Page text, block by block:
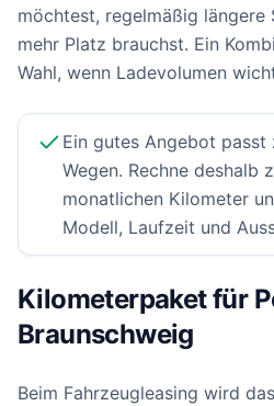
möchtest, regelmäßig
mehr Platz brauchst. Ein
Wahl, wenn Ladevolumen
Ein gutes Angebot passt
Wegen. Rechne deshalb
monatlichen Kilometer
Modell, Laufzeit und
Kilometerpaket für
Braunschweig
Beim Fahrzeugleasing wird